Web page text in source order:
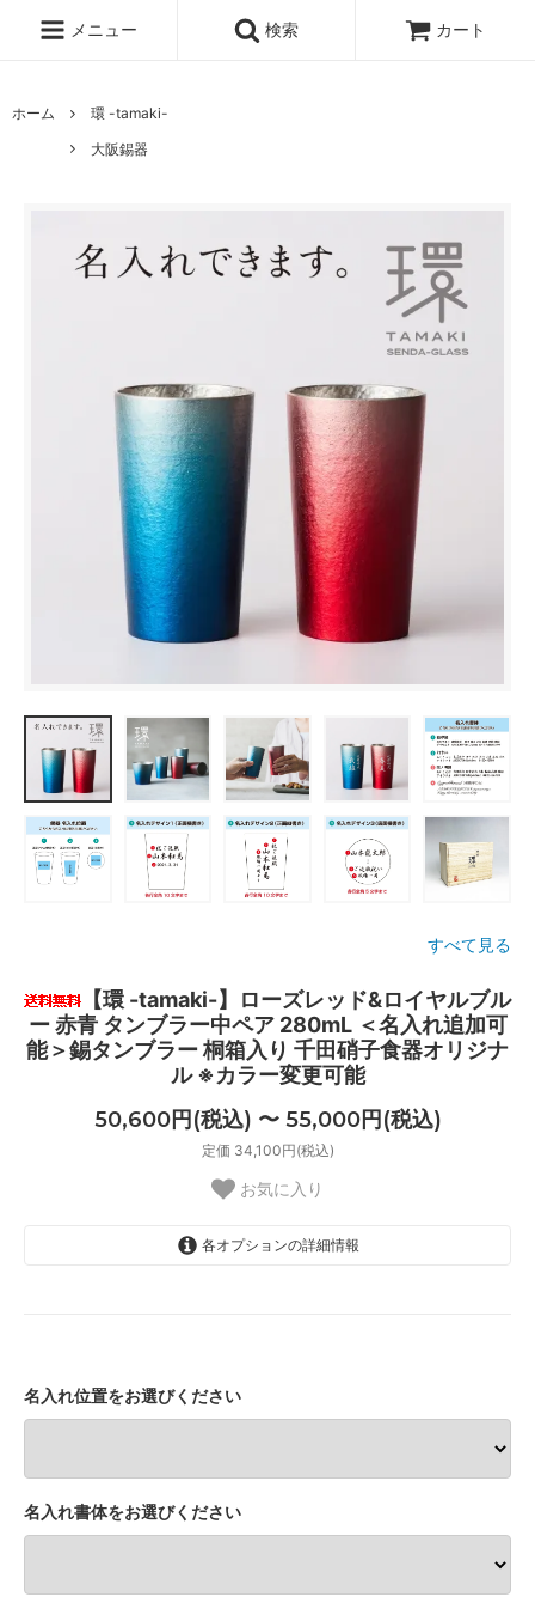
メニュー 検索 カート
ホーム
環 -tamaki-
大阪錫器
すべて見る
【環 -tamaki-】ローズレッド&ロイヤルブル
ー 赤青 タンブラー中ペア 280mL ＜名入れ追加可
能＞錫タンブラー 桐箱入り 千田硝子食器オリジナ
ル ※カラー変更可能
50,600円(税込) 〜 55,000円(税込)
定価 34,100円(税込)
お気に入り
各オプションの詳細情報
名入れ位置をお選びください
名入れ書体をお選びください